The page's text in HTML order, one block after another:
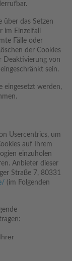
über das Setzen
Einzelfall
Fälle oder
der Cookies
Deaktivierung von
sein.
eingesetzt werden,
Usercentrics, um
auf Ihrem
einzuholen
Anbieter dieser
Straße 7, 80331
(im Folgenden